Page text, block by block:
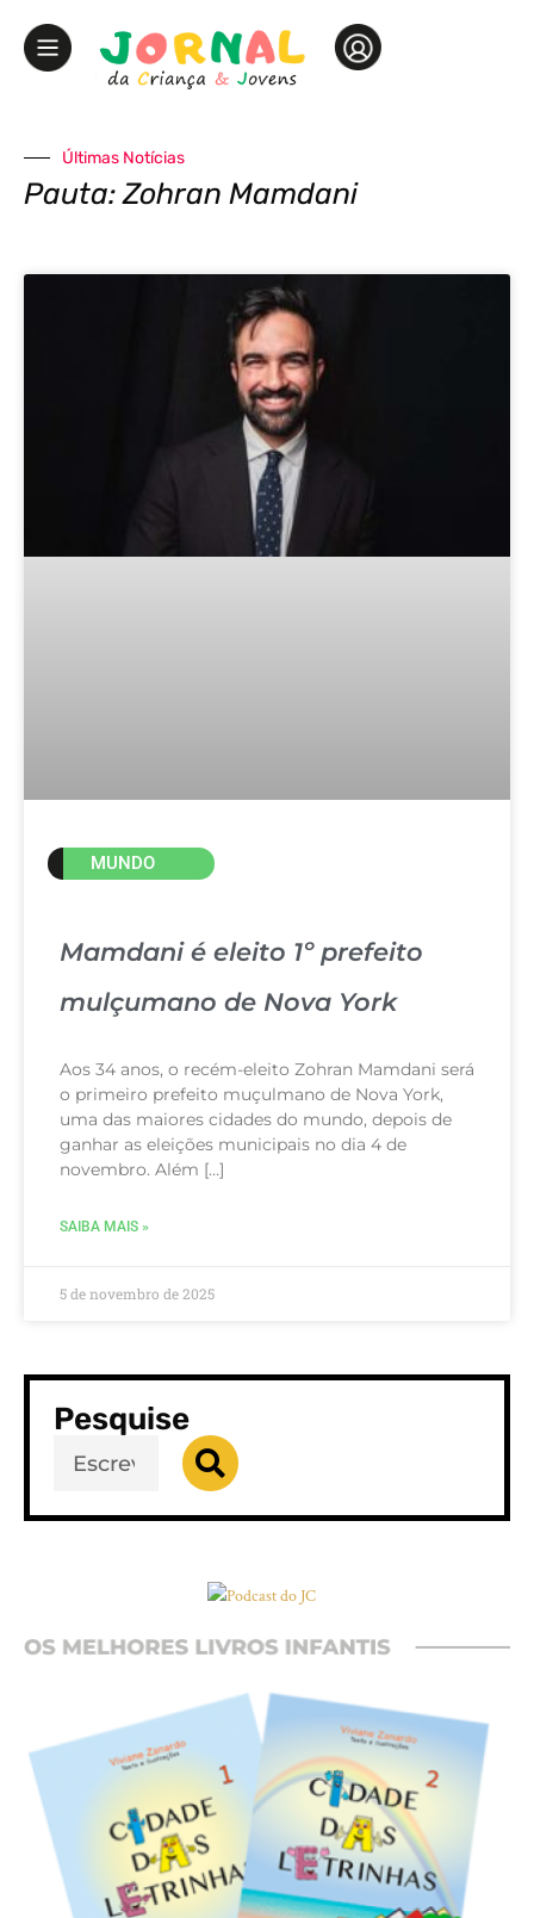
Últimas Notícias
Pauta: Zohran Mamdani
MUNDO
Mamdani é eleito 1º prefeito
mulçumano de Nova York
Aos 34 anos, o recém-eleito Zohran Mamdani será
o primeiro prefeito muçulmano de Nova York,
uma das maiores cidades do mundo, depois de
ganhar as eleições municipais no dia 4 de
novembro. Além […]
SAIBA MAIS »
5 de novembro de 2025
Pesquise